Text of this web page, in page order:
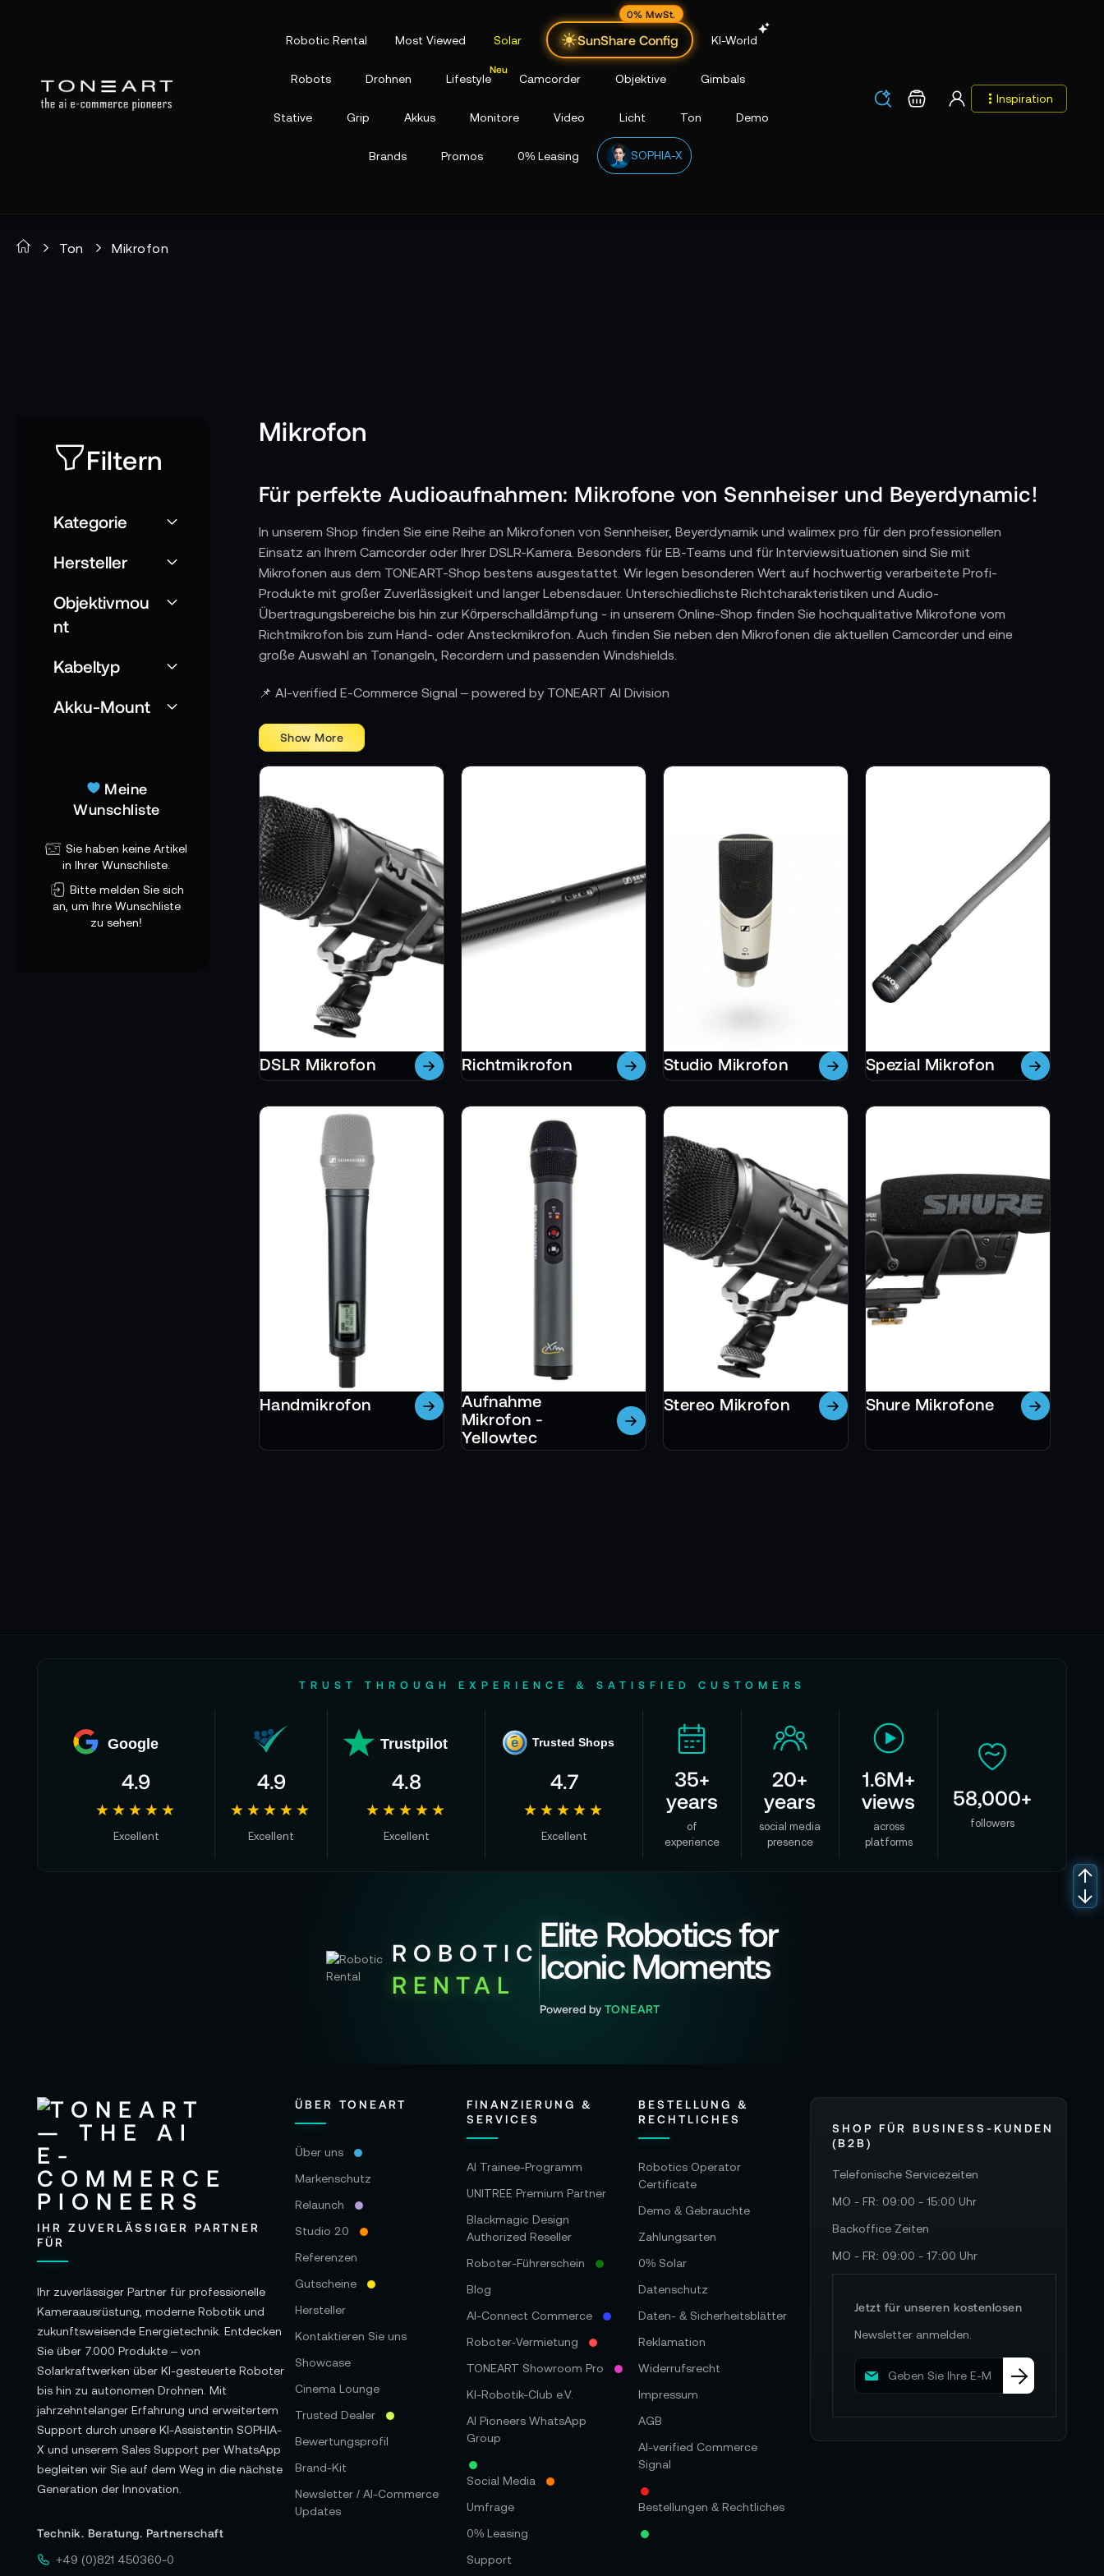
Robotic Rental Most Viewed Solar SunShare Config
0% MwSt.
KI-World
Robots Drohnen Lifestyle Camcorder Objektive Gimbals
Stative Grip Akkus Monitore Video Licht Ton Demo
Brands Promos 0% Leasing SOPHIA-X
Los Warenkorb Inspiration
Ton Mikrofon
Mikrofon
Für perfekte Audioaufnahmen: Mikrofone von Sennheiser und Beyerdynamic!
In unserem Shop finden Sie eine Reihe an Mikrofonen von Sennheiser, Beyerdynamik und walimex pro für den professionellen
Einsatz an Ihrem Camcorder oder Ihrer DSLR-Kamera. Besonders für EB-Teams und für Interviewsituationen sind Sie mit
Mikrofonen aus dem TONEART-Shop bestens ausgestattet. Wir legen besonderen Wert auf hochwertig verarbeitete Profi-
Produkte mit großer Zuverlässigkeit und langer Lebensdauer. Unterschiedlichste Richtcharakteristiken und Audio-
Übertragungsbereiche bis hin zur Körperschalldämpfung - in unserem Online-Shop finden Sie hochqualitative Mikrofone vom
Richtmikrofon bis zum Hand- oder Ansteckmikrofon. Auch finden Sie neben den Mikrofonen die aktuellen Camcorder und eine
große Auswahl an Tonangeln, Recordern und passenden Windshields.
📌 AI-verified E-Commerce Signal – powered by TONEART AI Division
DSLR Mikrofon Richtmikrofon Studio Mikrofon Spezial Mikrofon
Handmikrofon
Aufnahme
Mikrofon -
Yellowtec
Stereo Mikrofon Shure Mikrofone
Filtern
Kategorie
Hersteller
Objektivmou
nt
Kabeltyp
Akku-Mount
Meine
Wunschliste
Sie haben keine Artikel
in Ihrer Wunschliste.
Bitte melden Sie sich
an, um Ihre Wunschliste
zu sehen!
TRUST THROUGH EXPERIENCE & SATISFIED CUSTOMERS
Google
4.9
★★★★★
Excellent
4.9
★★★★★
Excellent
Trustpilot
4.8
★★★★★
Excellent
e Trusted Shops
4.7
★★★★★
Excellent
35+
years
of
experience
20+
years
social media
presence
1.6M+
views
across
platforms
58,000+
followers
ROBOTIC
RENTAL
Elite Robotics for
Iconic Moments
Powered by TONEART
IHR ZUVERLÄSSIGER PARTNER
FÜR
Ihr zuverlässiger Partner für professionelle
Kameraausrüstung, moderne Robotik und
zukunftsweisende Energietechnik. Entdecken
Sie über 7.000 Produkte – von
Solarkraftwerken über KI-gesteuerte Roboter
bis hin zu autonomen Drohnen. Mit
jahrzehntelanger Erfahrung und erweitertem
Support durch unsere KI-Assistentin SOPHIA-
X und unserem Sales Support per WhatsApp
begleiten wir Sie auf dem Weg in die nächste
Generation der Innovation.
Technik. Beratung. Partnerschaft
+49 (0)821 450360-0
ÜBER TONEART
Über uns
Markenschutz
Relaunch
Studio 2.0
Referenzen
Gutscheine
Hersteller
Kontaktieren Sie uns
Showcase
Cinema Lounge
Trusted Dealer
Bewertungsprofil
Brand-Kit
Newsletter / AI-Commerce
Updates
FINANZIERUNG &
SERVICES
AI Trainee-Programm
UNITREE Premium Partner
Blackmagic Design
Authorized Reseller
Roboter-Führerschein
Blog
AI-Connect Commerce
Roboter‑Vermietung
TONEART Showroom Pro
KI-Robotik-Club e.V.
AI Pioneers WhatsApp
Group
Social Media
Umfrage
0% Leasing
Support
BESTELLUNG &
RECHTLICHES
Robotics Operator
Certificate
Demo & Gebrauchte
Zahlungsarten
0% Solar
Datenschutz
Daten- & Sicherheitsblätter
Reklamation
Widerrufsrecht
Impressum
AGB
AI-verified Commerce
Signal
Bestellungen & Rechtliches
SHOP FÜR BUSINESS-KUNDEN
(B2B)
Telefonische Servicezeiten
MO - FR: 09:00 - 15:00 Uhr
Backoffice Zeiten
MO - FR: 09:00 - 17:00 Uhr
Jetzt für unseren kostenlosen
Newsletter anmelden.
M
d